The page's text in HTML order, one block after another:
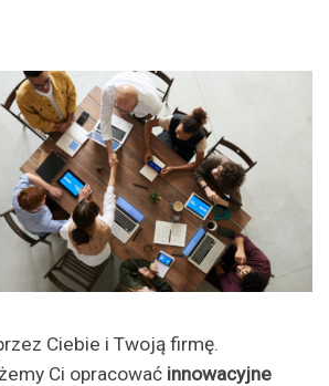
Ciebie i Twoją firmę.
Ci opracować innowacyjne